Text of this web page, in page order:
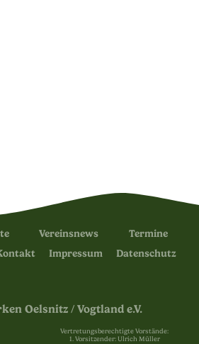
Vereinsnews
Termine
Impressum Datenschutz
Oelsnitz / Vogtland e.V.
Vertretungsberechtigte Vorstände:
1. Vorsitzender: Ulrich Müller